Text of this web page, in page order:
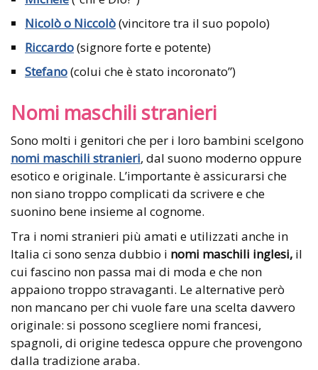
Nicolò o Niccolò(vincitore tra il suo popolo)
Riccardo(signore forte e potente)
Stefano(colui che è stato incoronato”)
Nomi maschili stranieri
Sono molti i genitori che per i loro bambini scelgono
nomi maschili stranieri, dal suono moderno oppure
esotico e originale. L’importante è assicurarsi che
non siano troppo complicati da scrivere e che
suonino bene insieme al cognome.
Tra i nomi stranieri più amati e utilizzati anche in
Italia ci sono senza dubbio i nomi maschili inglesi, il
cui fascino non passa mai di moda e che non
appaiono troppo stravaganti. Le alternative però
non mancano per chi vuole fare una scelta davvero
originale: si possono scegliere nomi francesi,
spagnoli, di origine tedesca oppure che provengono
dalla tradizione araba.